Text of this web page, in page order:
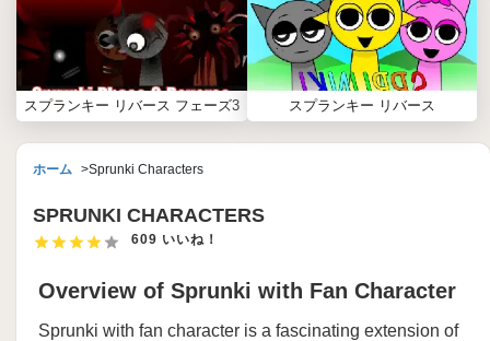
スプランキー リバース フェーズ3 スプランキー リバース
ホーム Sprunki Characters
SPRUNKI CHARACTERS
609 いいね！
Overview of Sprunki with Fan Character
Sprunki with fan character is a fascinating extension of